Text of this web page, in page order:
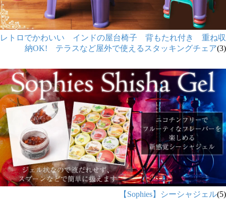
レトロでかわいい インドの屋台椅子 背もたれ付き 重ね収
納OK! テラスなど屋外で使えるスタッキングチェア(3)
【Sophies】シーシャジェル(5)